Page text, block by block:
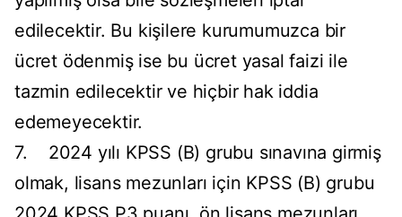
edilecektir. Bu kişilere kurumumuzca bir
ücret ödenmiş ise bu ücret yasal faizi ile
tazmin edilecektir ve hiçbir hak iddia
edemeyecektir.
7. 2024 yılı KPSS (B) grubu sınavına girmiş
olmak, lisans mezunları için KPSS (B) grubu